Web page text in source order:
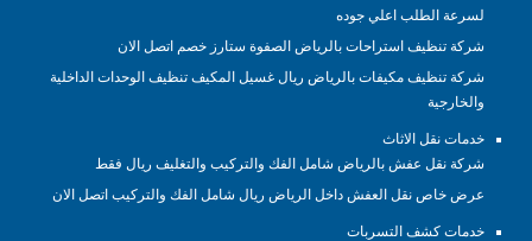
لسرعة الطلب اعلي جوده
شركة تنظيف استراحات بالرياض الصفوة ستارز خصم اتصل الان
شركة تنظيف مكيفات بالرياض ريال غسيل المكيف تنظيف الوحدات الداخلية
والخارجية
خدمات نقل الاثاث
شركة نقل عفش بالرياض شامل الفك والتركيب والتغليف ريال فقط
عرض خاص نقل العفش داخل الرياض ريال شامل الفك والتركيب اتصل الان
خدمات كشف التسربات